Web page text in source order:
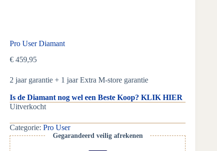
Pro User Diamant
€ 459,95
2 jaar garantie + 1 jaar Extra M-store garantie
Is de Diamant nog wel een Beste Koop? KLIK HIER
Uitverkocht
Categorie: Pro User
Gegarandeerd veilig afrekenen